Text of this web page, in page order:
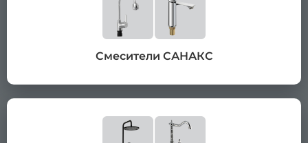
Смесители САНАКС